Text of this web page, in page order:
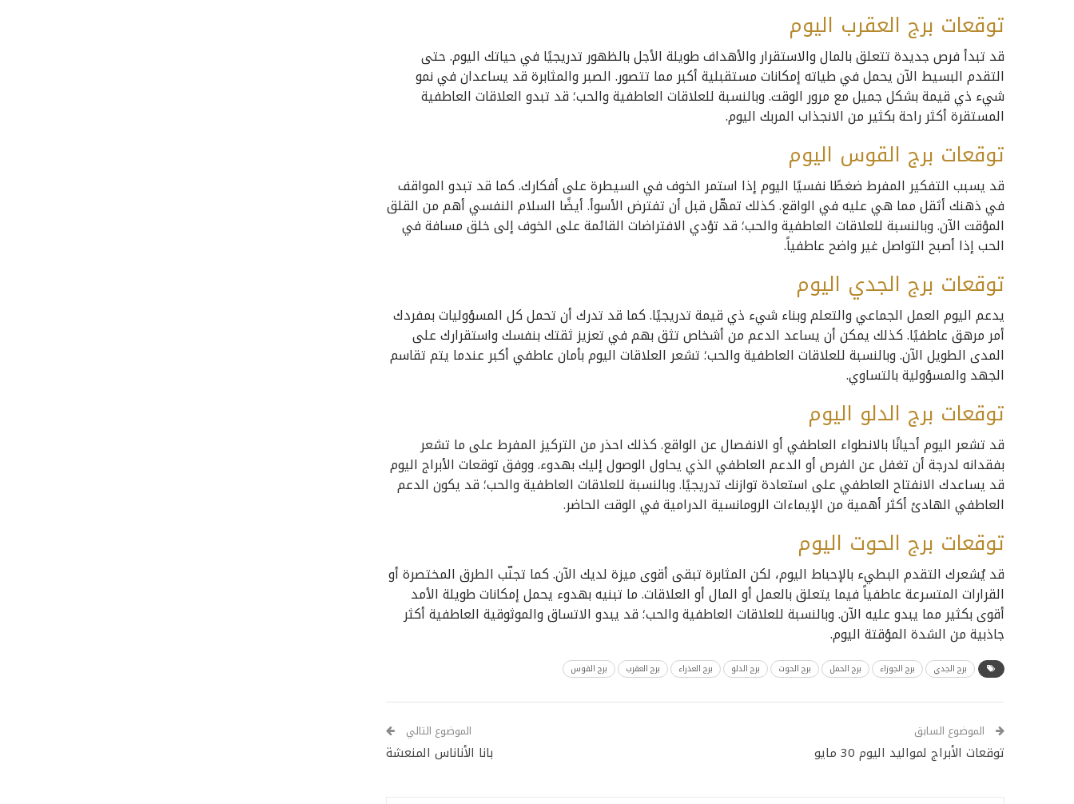
توقعات برج العقرب اليوم
قد تبدأ فرص جديدة تتعلق بالمال والاستقرار والأهداف طويلة الأجل بالظهور تدريجيًا في حياتك اليوم. حتى
التقدم البسيط الآن يحمل في طياته إمكانات مستقبلية أكبر مما تتصور. الصبر والمثابرة قد يساعدان في نمو
شيء ذي قيمة بشكل جميل مع مرور الوقت. وبالنسبة للعلاقات العاطفية والحب؛ قد تبدو العلاقات العاطفية
المستقرة أكثر راحة بكثير من الانجذاب المربك اليوم.
توقعات برج القوس اليوم
قد يسبب التفكير المفرط ضغطًا نفسيًا اليوم إذا استمر الخوف في السيطرة على أفكارك. كما قد تبدو المواقف
في ذهنك أثقل مما هي عليه في الواقع. كذلك تمهّل قبل أن تفترض الأسوأ. أيضًا السلام النفسي أهم من القلق
المؤقت الآن. وبالنسبة للعلاقات العاطفية والحب؛ قد تؤدي الافتراضات القائمة على الخوف إلى خلق مسافة في
الحب إذا أصبح التواصل غير واضح عاطفياً.
توقعات برج الجدي اليوم
يدعم اليوم العمل الجماعي والتعلم وبناء شيء ذي قيمة تدريجيًا. كما قد تدرك أن تحمل كل المسؤوليات بمفردك
أمر مرهق عاطفيًا. كذلك يمكن أن يساعد الدعم من أشخاص تثق بهم في تعزيز ثقتك بنفسك واستقرارك على
المدى الطويل الآن. وبالنسبة للعلاقات العاطفية والحب؛ تشعر العلاقات اليوم بأمان عاطفي أكبر عندما يتم تقاسم
الجهد والمسؤولية بالتساوي.
توقعات برج الدلو اليوم
قد تشعر اليوم أحيانًا بالانطواء العاطفي أو الانفصال عن الواقع. كذلك احذر من التركيز المفرط على ما تشعر
بفقدانه لدرجة أن تغفل عن الفرص أو الدعم العاطفي الذي يحاول الوصول إليك بهدوء. ووفق توقعات الأبراج اليوم
قد يساعدك الانفتاح العاطفي على استعادة توازنك تدريجيًا. وبالنسبة للعلاقات العاطفية والحب؛ قد يكون الدعم
العاطفي الهادئ أكثر أهمية من الإيماءات الرومانسية الدرامية في الوقت الحاضر.
توقعات برج الحوت اليوم
قد يُشعرك التقدم البطيء بالإحباط اليوم، لكن المثابرة تبقى أقوى ميزة لديك الآن. كما تجنّب الطرق المختصرة أو
القرارات المتسرعة عاطفياً فيما يتعلق بالعمل أو المال أو العلاقات. ما تبنيه بهدوء يحمل إمكانات طويلة الأمد
أقوى بكثير مما يبدو عليه الآن. وبالنسبة للعلاقات العاطفية والحب؛ قد يبدو الاتساق والموثوقية العاطفية أكثر
جاذبية من الشدة المؤقتة اليوم.
برج الجدي برج الجوزاء برج الحمل برج الحوت برج الدلو برج العذراء برج العقرب برج القوس
الموضوع السابق
توقعات الأبراج لمواليد اليوم 30 مايو
الموضوع التالي
بانا الأناناس المنعشة